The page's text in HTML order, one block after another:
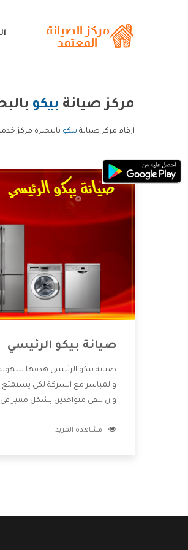
مركز صيانة بيكو
ارقام مركز صيانة بيكو بالبحيرة مركز
صيانة بيكو الرئيسي
صيانة بيكو الرئيسي هدفها
والمباشر مع الشركة لكى يستمتع
وان نبقى متواجدين بشكل مميز
بالخدمات التى تنفرد الشركة بها
مشاهدة المزيد